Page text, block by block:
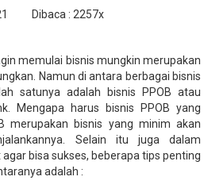
Dibaca : 2257x
memulai bisnis mungkin merupakan
Namun di antara berbagai bisnis
satunya adalah bisnis PPOB atau
Mengapa harus bisnis PPOB yang
merupakan bisnis yang minim akan
Selain itu juga dalam
bisa sukses, beberapa tips penting
adalah :